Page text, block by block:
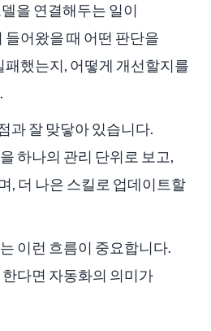
을 연결해두는 일이
어왔을 때 어떤 판단을
패했는지, 어떻게 개선할지를
과 잘 맞닿아 있습니다.
하나의 관리 단위로 보고,
, 더 나은 스킬로 업데이트할
이런 흐름이 중요합니다.
다면 자동화의 의미가